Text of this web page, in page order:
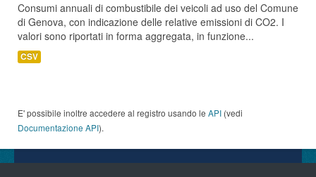
Consumi annuali di combustibile dei veicoli ad uso del Comune
di Genova, con indicazione delle relative emissioni di CO2. I
valori sono riportati in forma aggregata, in funzione...
CSV
E' possibile inoltre accedere al registro usando le API (vedi
Documentazione API).